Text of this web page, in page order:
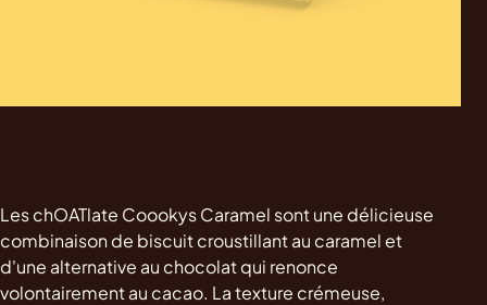
Les chOATlate Coookys Caramel sont une délicieuse
combinaison de biscuit croustillant au caramel et
d'une alternative au chocolat qui renonce
volontairement au cacao. La texture crémeuse,